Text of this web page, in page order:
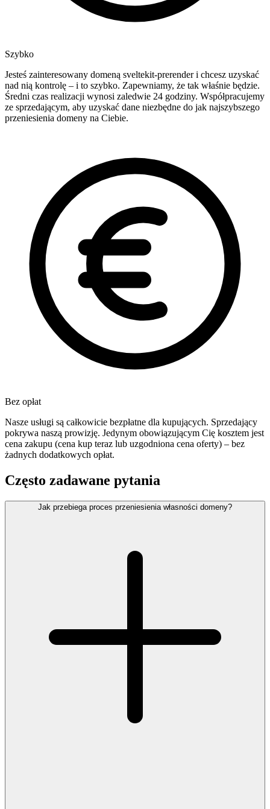
Szybko
Jesteś zainteresowany domeną sveltekit-prerender i chcesz uzyskać
nad nią kontrolę – i to szybko. Zapewniamy, że tak właśnie będzie.
Średni czas realizacji wynosi zaledwie 24 godziny. Współpracujemy
ze sprzedającym, aby uzyskać dane niezbędne do jak najszybszego
przeniesienia domeny na Ciebie.
Bez opłat
Nasze usługi są całkowicie bezpłatne dla kupujących. Sprzedający
pokrywa naszą prowizję. Jedynym obowiązującym Cię kosztem jest
cena zakupu (cena kup teraz lub uzgodniona cena oferty) – bez
żadnych dodatkowych opłat.
Często zadawane pytania
Jak przebiega proces przeniesienia własności domeny?